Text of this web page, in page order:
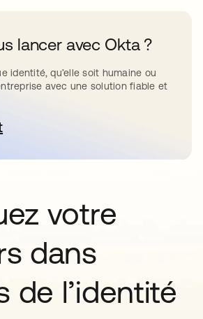
lancer avec Okta ?
identité, qu’elle soit humaine ou
avec une solution fiable et
dans un nouvel onglet
votre
dans
de l’identité